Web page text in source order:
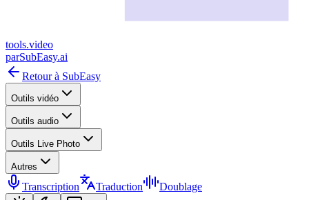
tools.video
parSubEasy.ai
Retour à SubEasy
Outils vidéo
Outils audio
Outils Live Photo
Autres
Transcription Traduction Doublage